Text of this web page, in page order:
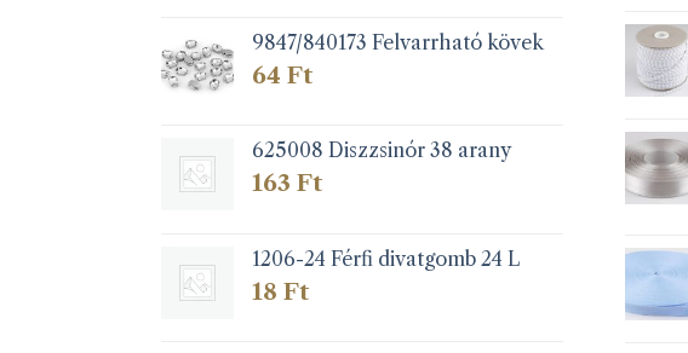
9847/840173 Felvarrható kövek
64 Ft
625008 Diszzsinór 38 arany
163 Ft
1206-24 Férfi divatgomb 24 L
18 Ft